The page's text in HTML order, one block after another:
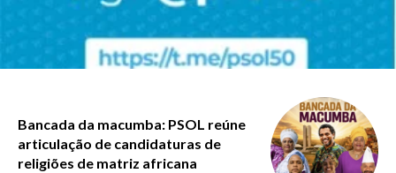
Bancada da macumba: PSOL reúne
articulação de candidaturas de
religiões de matriz africana